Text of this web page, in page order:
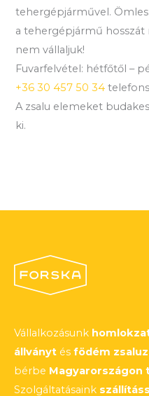
tehergépjárművel.
a tehergépjármű hosszát
nem vállaljuk!
Fuvarfelvétel: hétfőtől –
+36 30 457 50 34
A zsalu elemeket
ki.
Vállalkozásunk
állványt és födém
bérbe Magyarországon
Szolgáltatásaink